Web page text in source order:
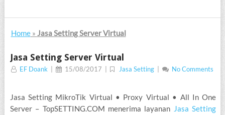
Home» Jasa Setting Server Virtual
Jasa Setting Server Virtual
EF Doank 15/08/2017 Jasa Setting No Comments
Jasa Setting MikroTik Virtual • Proxy Virtual • All In One
Server – TopSETTING.COM menerima layanan Jasa Setting